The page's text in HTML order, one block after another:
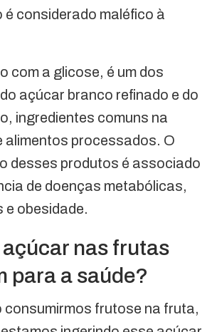
considerado maléfico à
com a glicose, é um dos
açúcar branco refinado e do
ingredientes comuns na
alimentos processados. O
desses produtos é associado
de doenças metabólicas,
e obesidade.
açúcar nas frutas
para a saúde?
consumirmos frutose na fruta,